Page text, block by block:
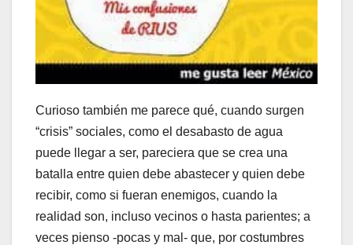
Curioso también me parece qué, cuando surgen
“crisis” sociales, como el desabasto de agua
puede llegar a ser, pareciera que se crea una
batalla entre quien debe abastecer y quien debe
recibir, como si fueran enemigos, cuando la
realidad son, incluso vecinos o hasta parientes; a
veces pienso -pocas y mal- que, por costumbres